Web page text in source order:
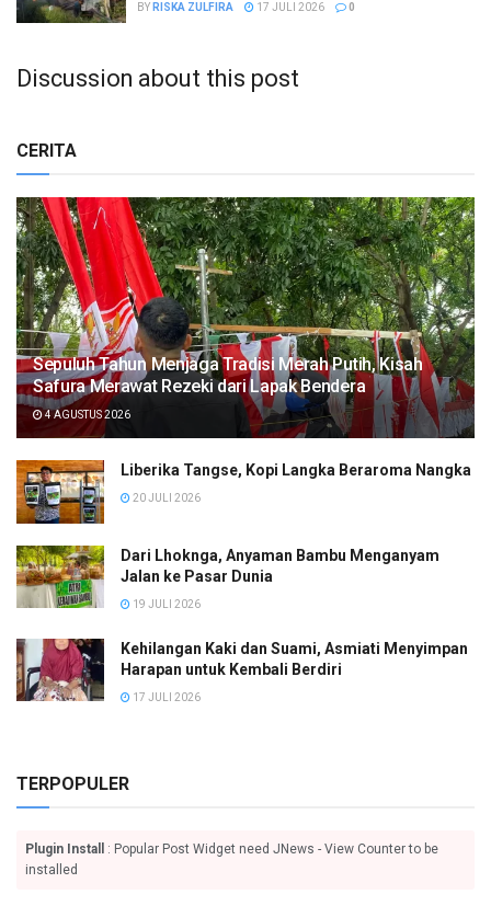
BY RISKA ZULFIRA 17 JULI 2026 0
Discussion about this post
CERITA
Sepuluh Tahun Menjaga Tradisi Merah Putih, Kisah
Safura Merawat Rezeki dari Lapak Bendera
4 AGUSTUS 2026
Liberika Tangse, Kopi Langka Beraroma Nangka
20 JULI 2026
Dari Lhoknga, Anyaman Bambu Menganyam
Jalan ke Pasar Dunia
19 JULI 2026
Kehilangan Kaki dan Suami, Asmiati Menyimpan
Harapan untuk Kembali Berdiri
17 JULI 2026
TERPOPULER
Plugin Install
: Popular Post Widget need JNews - View Counter to be
installed